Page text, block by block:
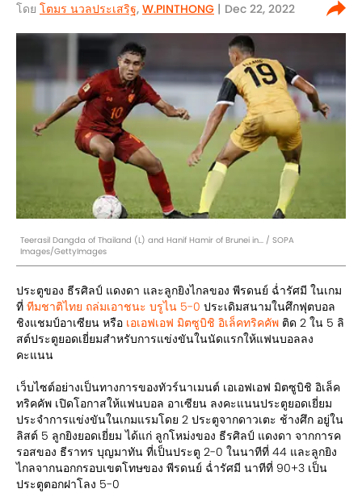
โดย โตมร นวลประเสริฐ, W.PINTHONG | Dec 22, 2022
Teerasil Dangda of Thailand (L) and Hanif Hamir of Brunei in... / SOPA
Images/GettyImages
ประตูของ ธีรศิลป์ แดงดา และลูกยิงไกลของ พีรดนย์ ฉ่ำรัศมี ในเกม
ที่ ทีมชาติไทย ถล่มเอาชนะ บรูไน 5-0 ประเดิมสนามในศึกฟุตบอล
ชิงแชมป์อาเซียน หรือ เอเอฟเอฟ มิตซูบิชิ อิเล็คทริคคัพ ติด 2 ใน 5 ลิ
สต์ประตูยอดเยี่ยมสำหรับการแข่งขันในนัดแรกให้แฟนบอลลง
คะแนน
เว็บไซต์อย่างเป็นทางการของทัวร์นาเมนต์ เอเอฟเอฟ มิตซูบิชิ อิเล็ค
ทริคคัพ เปิดโอกาสให้แฟนบอล อาเซียน ลงคะแนนประตูยอดเยี่ยม
ประจำการแข่งขันในเกมแรมโดย 2 ประตูจากดาวเตะ ช้างศึก อยู่ใน
ลิสต์ 5 ลูกยิงยอดเยี่ยม ได้แก่ ลูกโหม่งของ ธีรศิลป์ แดงดา จากการค
รอสของ ธีราทร บุญมาทัน ที่เป็นประตู 2-0 ในนาทีที่ 44 และลูกยิง
ไกลจากนอกกรอบเขตโทษของ พีรดนย์ ฉ่ำรัศมี นาทีที่ 90+3 เป็น
ประตูตอกฝาโลง 5-0